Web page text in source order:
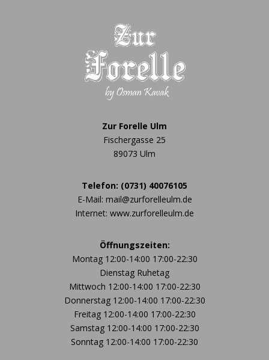
Zur Forelle Ulm
Fischergasse 25
89073 Ulm
Telefon: (0731) 40076105
E-Mail: mail@zurforelleulm.de
Internet: www.zurforelleulm.de
Öffnungszeiten:
Montag 12:00-14:00 17:00-22:30
Dienstag Ruhetag
Mittwoch 12:00-14:00 17:00-22:30
Donnerstag 12:00-14:00 17:00-22:30
Freitag 12:00-14:00 17:00-22:30
Samstag 12:00-14:00 17:00-22:30
Sonntag 12:00-14:00 17:00-22:30